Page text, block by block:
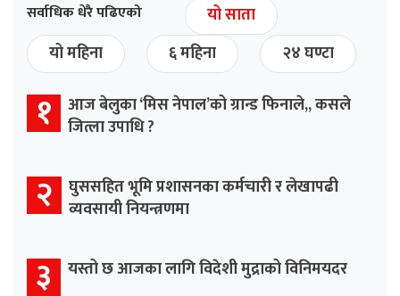
सर्वाधिक धेरै पढिएको
यो साता
यो महिना
६ महिना २४ घण्टा
१
आज बेलुका ‘मिस नेपाल’को ग्रान्ड फिनाले,, कसले
जित्ला उपाधि ?
२
घुससहित भूमि प्रशासनका कर्मचारी र लेखापढी
व्यवसायी नियन्त्रणमा
३ यस्तो छ आजका लागि विदेशी मुद्राको विनिमयदर